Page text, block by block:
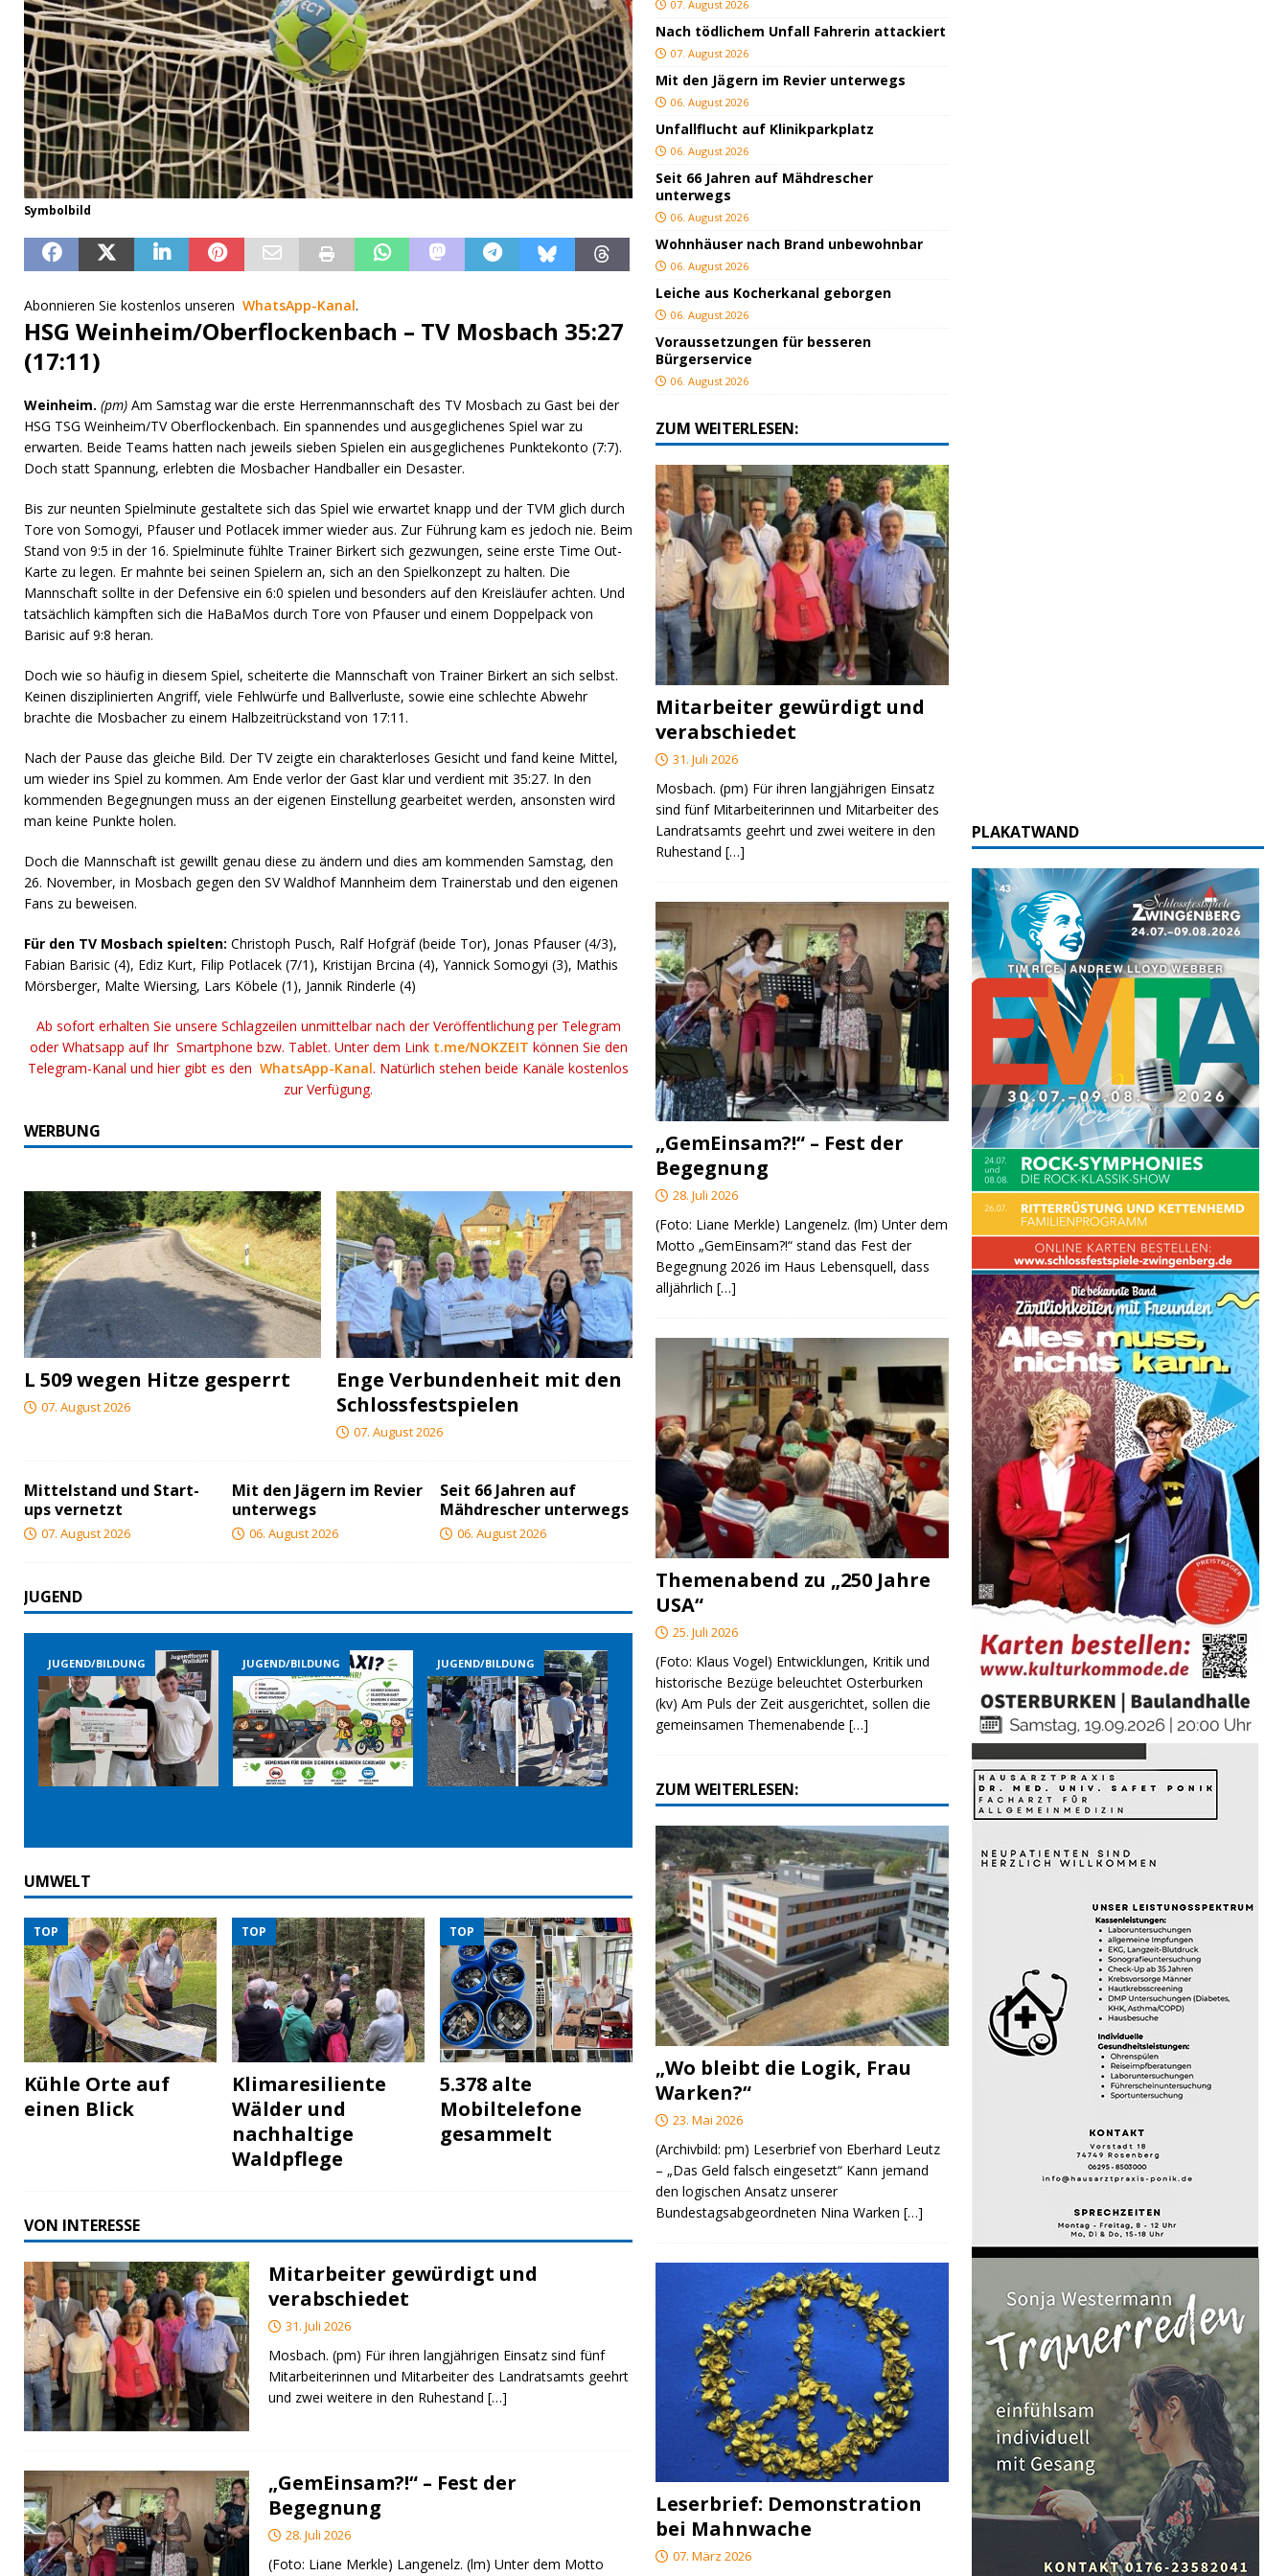
Symbolbild
Abonnieren Sie kostenlos unseren WhatsApp-Kanal.
HSG Weinheim/Oberflockenbach – TV Mosbach 35:27
(17:11)
Weinheim. (pm) Am Samstag war die erste Herrenmannschaft des TV Mosbach zu Gast bei der
HSG TSG Weinheim/TV Oberflockenbach. Ein spannendes und ausgeglichenes Spiel war zu
erwarten. Beide Teams hatten nach jeweils sieben Spielen ein ausgeglichenes Punktekonto (7:7).
Doch statt Spannung, erlebten die Mosbacher Handballer ein Desaster.
Bis zur neunten Spielminute gestaltete sich das Spiel wie erwartet knapp und der TVM glich durch
Tore von Somogyi, Pfauser und Potlacek immer wieder aus. Zur Führung kam es jedoch nie. Beim
Stand von 9:5 in der 16. Spielminute fühlte Trainer Birkert sich gezwungen, seine erste Time Out-
Karte zu legen. Er mahnte bei seinen Spielern an, sich an den Spielkonzept zu halten. Die
Mannschaft sollte in der Defensive ein 6:0 spielen und besonders auf den Kreisläufer achten. Und
tatsächlich kämpften sich die HaBaMos durch Tore von Pfauser und einem Doppelpack von
Barisic auf 9:8 heran.
Doch wie so häufig in diesem Spiel, scheiterte die Mannschaft von Trainer Birkert an sich selbst.
Keinen disziplinierten Angriff, viele Fehlwürfe und Ballverluste, sowie eine schlechte Abwehr
brachte die Mosbacher zu einem Halbzeitrückstand von 17:11.
Nach der Pause das gleiche Bild. Der TV zeigte ein charakterloses Gesicht und fand keine Mittel,
um wieder ins Spiel zu kommen. Am Ende verlor der Gast klar und verdient mit 35:27. In den
kommenden Begegnungen muss an der eigenen Einstellung gearbeitet werden, ansonsten wird
man keine Punkte holen.
Doch die Mannschaft ist gewillt genau diese zu ändern und dies am kommenden Samstag, den
26. November, in Mosbach gegen den SV Waldhof Mannheim dem Trainerstab und den eigenen
Fans zu beweisen.
Für den TV Mosbach spielten: Christoph Pusch, Ralf Hofgräf (beide Tor), Jonas Pfauser (4/3),
Fabian Barisic (4), Ediz Kurt, Filip Potlacek (7/1), Kristijan Brcina (4), Yannick Somogyi (3), Mathis
Mörsberger, Malte Wiersing, Lars Köbele (1), Jannik Rinderle (4)
Ab sofort erhalten Sie unsere Schlagzeilen unmittelbar nach der Veröffentlichung per Telegram
oder Whatsapp auf Ihr Smartphone bzw. Tablet. Unter dem Link t.me/NOKZEIT können Sie den
Telegram-Kanal und hier gibt es denWhatsApp-Kanal. Natürlich stehen beide Kanäle kostenlos
zur Verfügung.
WERBUNG
L 509 wegen Hitze gesperrt
07. August 2026
Enge Verbundenheit mit den
Schlossfestspielen
07. August 2026
Mittelstand und Start-
ups vernetzt
07. August 2026
Mit den Jägern im Revier
unterwegs
06. August 2026
Seit 66 Jahren auf
Mähdrescher unterwegs
06. August 2026
JUGEND
JUGEND/BILDUNG JUGEND/BILDUNG JUGEND/BILDUNG JUGEND/BILDUNG JUGEND/BILDUNG JUGEND/BILDUNG JUGEND/
UMWELT
TOP
Kühle Orte auf
einen Blick
TOP
Klimaresiliente
Wälder und
nachhaltige
Waldpflege
TOP
5.378 alte
Mobiltelefone
gesammelt
VON INTERESSE
Mitarbeiter gewürdigt und
verabschiedet
31. Juli 2026
Mosbach. (pm) Für ihren langjährigen Einsatz sind fünf
Mitarbeiterinnen und Mitarbeiter des Landratsamts geehrt
und zwei weitere in den Ruhestand […]
„GemEinsam?!“ – Fest der
Begegnung
28. Juli 2026
(Foto: Liane Merkle) Langenelz. (lm) Unter dem Motto
07. August 2026
Nach tödlichem Unfall Fahrerin attackiert
07. August 2026
Mit den Jägern im Revier unterwegs
06. August 2026
Unfallflucht auf Klinikparkplatz
06. August 2026
Seit 66 Jahren auf Mähdrescher
unterwegs
06. August 2026
Wohnhäuser nach Brand unbewohnbar
06. August 2026
Leiche aus Kocherkanal geborgen
06. August 2026
Voraussetzungen für besseren
Bürgerservice
06. August 2026
ZUM WEITERLESEN:
Mitarbeiter gewürdigt und
verabschiedet
31. Juli 2026
Mosbach. (pm) Für ihren langjährigen Einsatz
sind fünf Mitarbeiterinnen und Mitarbeiter des
Landratsamts geehrt und zwei weitere in den
Ruhestand[…]
„GemEinsam?!“ – Fest der
Begegnung
28. Juli 2026
(Foto: Liane Merkle) Langenelz. (lm) Unter dem
Motto „GemEinsam?!“ stand das Fest der
Begegnung 2026 im Haus Lebensquell, dass
alljährlich[…]
Themenabend zu „250 Jahre
USA“
25. Juli 2026
(Foto: Klaus Vogel) Entwicklungen, Kritik und
historische Bezüge beleuchtet Osterburken
(kv) Am Puls der Zeit ausgerichtet, sollen die
gemeinsamen Themenabende[…]
ZUM WEITERLESEN:
„Wo bleibt die Logik, Frau
Warken?“
23. Mai 2026
(Archivbild: pm) Leserbrief von Eberhard Leutz
– „Das Geld falsch eingesetzt“ Kann jemand
den logischen Ansatz unserer
Bundestagsabgeordneten Nina Warken[…]
Leserbrief: Demonstration
bei Mahnwache
07. März 2026
PLAKATWAND